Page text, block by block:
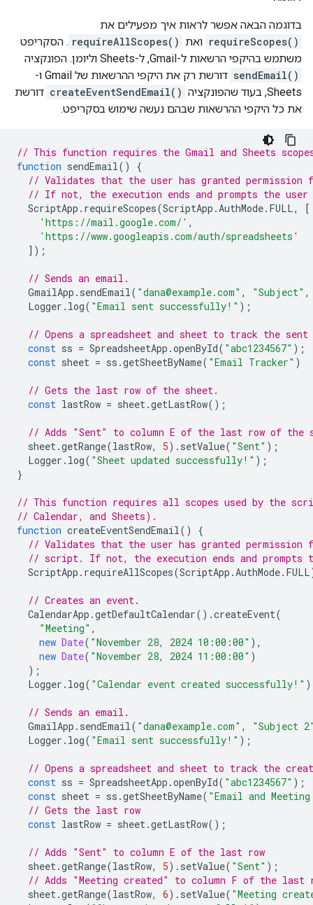
בדוגמה הבאה אפשר לראות איך מפעילים את
requireScopes() ואת requireAllScopes() . הסקריפט
משתמש בהיקפי הרשאות ל-Gmail, ל-Sheets וליומן. הפונקציה
sendEmail()
דורשת רק את היקפי ההרשאות של Gmail ו-
Sheets, בעוד שהפונקציה
createEventSendEmail() דורשת
את כל היקפי ההרשאות שבהם נעשה שימוש בסקריפט.
// This function requires the Gmail and Sheets
function sendEmail()
{
// Validates that the user has granted permission
// If not, the execution ends and prompts the
ScriptApp . requireScopes(ScriptApp .AuthMode. FULL,
[
'https://mail.google.com/' ,
'https://www.googleapis.com/auth/spreadsheets'
]);
// Sends an email.
GmailApp . sendEmail( "dana@example.com" , "Subject" ,
Logger . log( "Email sent successfully!" );
// Opens a spreadsheet and sheet to track the
const ss = SpreadsheetApp .openById( "abc1234567" );
const sheet = ss .getSheetByName( "Email Tracker" )
// Gets the last row of the sheet.
const lastRow = sheet.getLastRow();
// Adds "Sent" to column E of the last row of the
sheet.getRange(lastRow, 5). setValue( "Sent" );
Logger . log( "Sheet updated successfully!" );
}
// This function requires all scopes used by the
// Calendar, and Sheets).
function createEventSendEmail()
{
// Validates that the user has granted permission
// script. If not, the execution ends and prompts
ScriptApp . requireAllScopes(ScriptApp .AuthMode. FULL
// Creates an event.
CalendarApp .getDefaultCalendar().createEvent(
"Meeting" ,
new Date( "November 28, 2024 10:00:00" ),
new Date( "November 28, 2024 11:00:00" )
);
Logger . log( "Calendar event created successfully!"
// Sends an email.
GmailApp . sendEmail( "dana@example.com" ,
"Subject
Logger . log( "Email sent successfully!" );
// Opens a spreadsheet and sheet to track the
const ss = SpreadsheetApp .openById( "abc1234567" );
const sheet = ss .getSheetByName( "Email and
// Gets the last row
const lastRow = sheet.getLastRow();
// Adds "Sent" to column E of the last row
sheet.getRange(lastRow, 5). setValue( "Sent" );
// Adds "Meeting created" to column F of the last
sheet.getRange(lastRow, 6). setValue( "Meeting